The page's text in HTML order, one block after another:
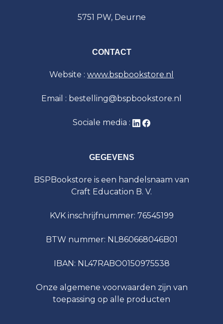
5751 PW, Deurne
CONTACT
Website : www.bspbookstore.nl
Email : bestelling@bspbookstore.nl
Sociale media :
GEGEVENS
BSPBookstore is een handelsnaam van
Craft Education B. V.
KVK inschrijfnummer: 76545199
BTW nummer: NL860668046B01
IBAN: NL47RABO0150975538
Onze algemene voorwaarden zijn van
toepassing op alle producten